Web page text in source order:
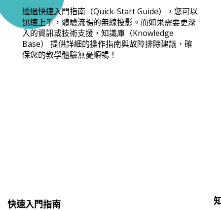
透過快速入門指南（Quick-Start Guide），您可以
迅速上手，體驗流暢的無線投影。而如果需要更深
入的資訊或技術支援，知識庫（Knowledge
Base） 提供詳細的操作指南與故障排除建議，確
保您的教學體驗無憂順暢！
快速入門指南